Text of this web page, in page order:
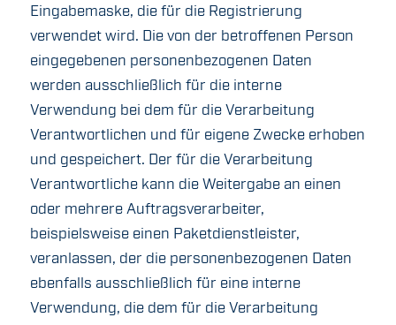
Eingabemaske, die für die Registrierung
verwendet wird. Die von der betroffenen Person
eingegebenen personenbezogenen Daten
werden ausschließlich für die interne
Verwendung bei dem für die Verarbeitung
Verantwortlichen und für eigene Zwecke erhoben
und gespeichert. Der für die Verarbeitung
Verantwortliche kann die Weitergabe an einen
oder mehrere Auftragsverarbeiter,
beispielsweise einen Paketdienstleister,
veranlassen, der die personenbezogenen Daten
ebenfalls ausschließlich für eine interne
Verwendung, die dem für die Verarbeitung